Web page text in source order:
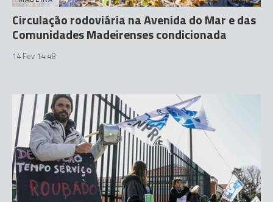
Circulação rodoviária na Avenida do Mar e das
Comunidades Madeirenses condicionada
14 Fev 14:48